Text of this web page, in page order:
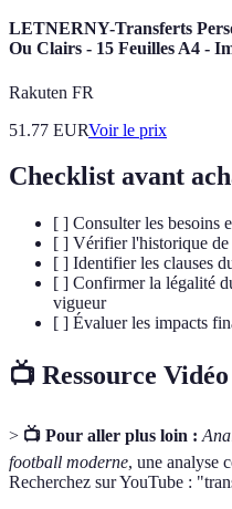
LETNERNY-Transferts
Ou Clairs - 15 Feuilles A4 -
Rakuten FR
51.77 EURVoir le prix
Checklist avant
[ ] Consulter les besoins
[ ] Vérifier l'historique de
[ ] Identifier les clauses
[ ] Confirmer la légalité
vigueur
[ ] Évaluer les impacts
📺 Ressource Vidéo
> 📺 Pour aller plus loin :
football moderne, une analyse
Recherchez sur YouTube :